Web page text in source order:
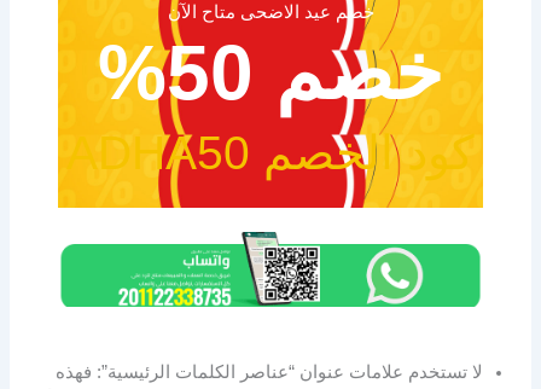
خصم عيد الاضحى متاح الآن
خصم 50%
كود الخصم ADHA50
لا تستخدم علامات عنوان “عناصر الكلمات الرئيسية”: فهذه